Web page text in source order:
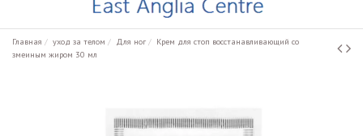
Главная уход за телом Для ног
Крем для стоп восстанавливающий со
змеиным жиром 30 мл